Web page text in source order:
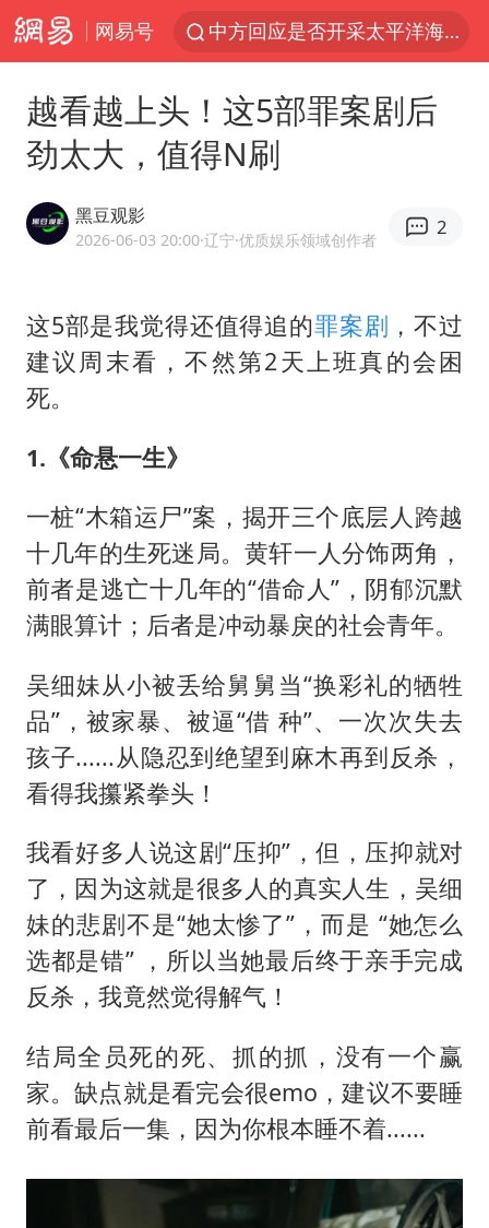
网易号
台风白海豚进入48小时警戒线
看守所辅警收受10万获刑1年
泰国一女公务员妆容引争议 本人回应
宇树科技王兴兴身家有望超200亿元
陈熠叫医疗暂停被驳回 带伤遭逆转
27岁女子成组织卖淫集团主犯被通缉
感觉全东北都在等7号
80后女柜员逆袭成4200亿银行副行长
越看越上头！这5部罪案剧后
劲太大，值得N刷
黑豆观影
2026-06-03 20:00·辽宁·优质娱乐领域创作者
2
这5部是我觉得还值得追的罪案剧 ，不过
建议周末看，不然第2天上班真的会困
死。
1. 《命悬一生》
一桩“木箱运尸”案，揭开三个底层人跨越
十几年的生死迷局。黄轩一人分饰两角，
前者是逃亡十几年的“借命人”，阴郁沉默
满眼算计；后者是冲动暴戾的社会青年。
吴细妹从小被丢给舅舅当“换彩礼的牺牲
品”，被家暴、被逼“借 种”、一次次失去
孩子......从隐忍到绝望到麻木再到反杀，
看得我攥紧拳头！
我看好多人说这剧“压抑”，但，压抑就对
了，因为这就是很多人的真实人生，吴细
妹的悲剧不是“她太惨了”，而是 “她怎么
选都是错” ，所以当她最后终于亲手完成
反杀，我竟然觉得解气！
结局全员死的死、抓的抓，没有一个赢
家。缺点就是看完会很emo，建议不要睡
前看最后一集，因为你根本睡不着......